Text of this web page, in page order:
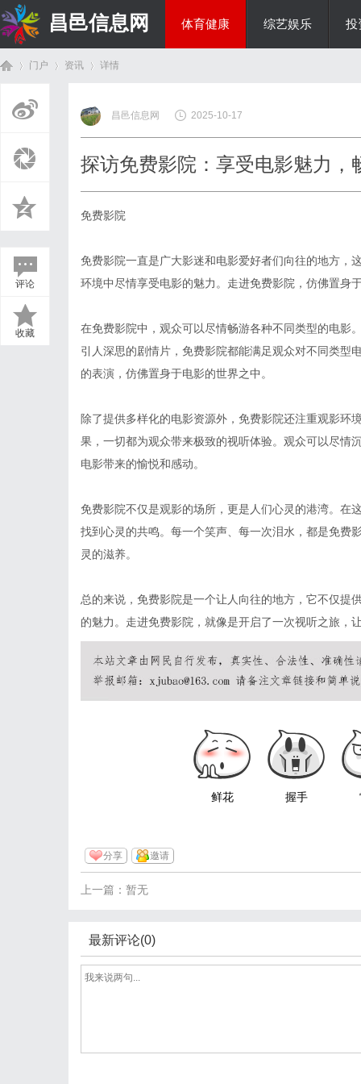
昌邑信息网 体育健康 综艺娱乐 投
门户 资讯
›
详情
评论
收藏
昌邑信息网 2025-10-17
探访免费影院：享受电影魅力，
免费影院
免费影院一直是广大影迷和电影爱好者们向往的地方，
环境中尽情享受电影的魅力。走进免费影院，仿佛置身
在免费影院中，观众可以尽情畅游各种不同类型的电影
引人深思的剧情片，免费影院都能满足观众对不同类型
的表演，仿佛置身于电影的世界之中。
除了提供多样化的电影资源外，免费影院还注重观影环
果，一切都为观众带来极致的视听体验。观众可以尽情
电影带来的愉悦和感动。
免费影院不仅是观影的场所，更是人们心灵的港湾。在
找到心灵的共鸣。每一个笑声、每一次泪水，都是免费
灵的滋养。
总的来说，免费影院是一个让人向往的地方，它不仅提
的魅力。走进免费影院，就像是开启了一次视听之旅，
鲜花 握手
分享 邀请
上一篇：暂无
最新评论(0)